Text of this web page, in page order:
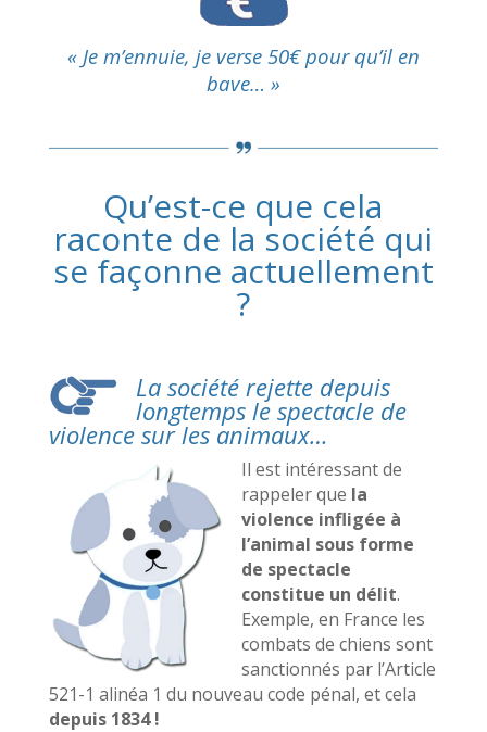
« Je m’ennuie, je verse 50€ pour qu’il en
bave… »
Qu’est-ce que cela
raconte de la société qui
se façonne actuellement
?
La société rejette depuis
longtemps le spectacle de
violence sur les animaux…
Il est intéressant de
rappeler que la
violence infligée à
l’animal sous forme
de spectacle
constitue un délit.
Exemple, en France les
combats de chiens sont
sanctionnés par l’Article
521-1 alinéa 1 du nouveau code pénal, et cela
depuis 1834 !